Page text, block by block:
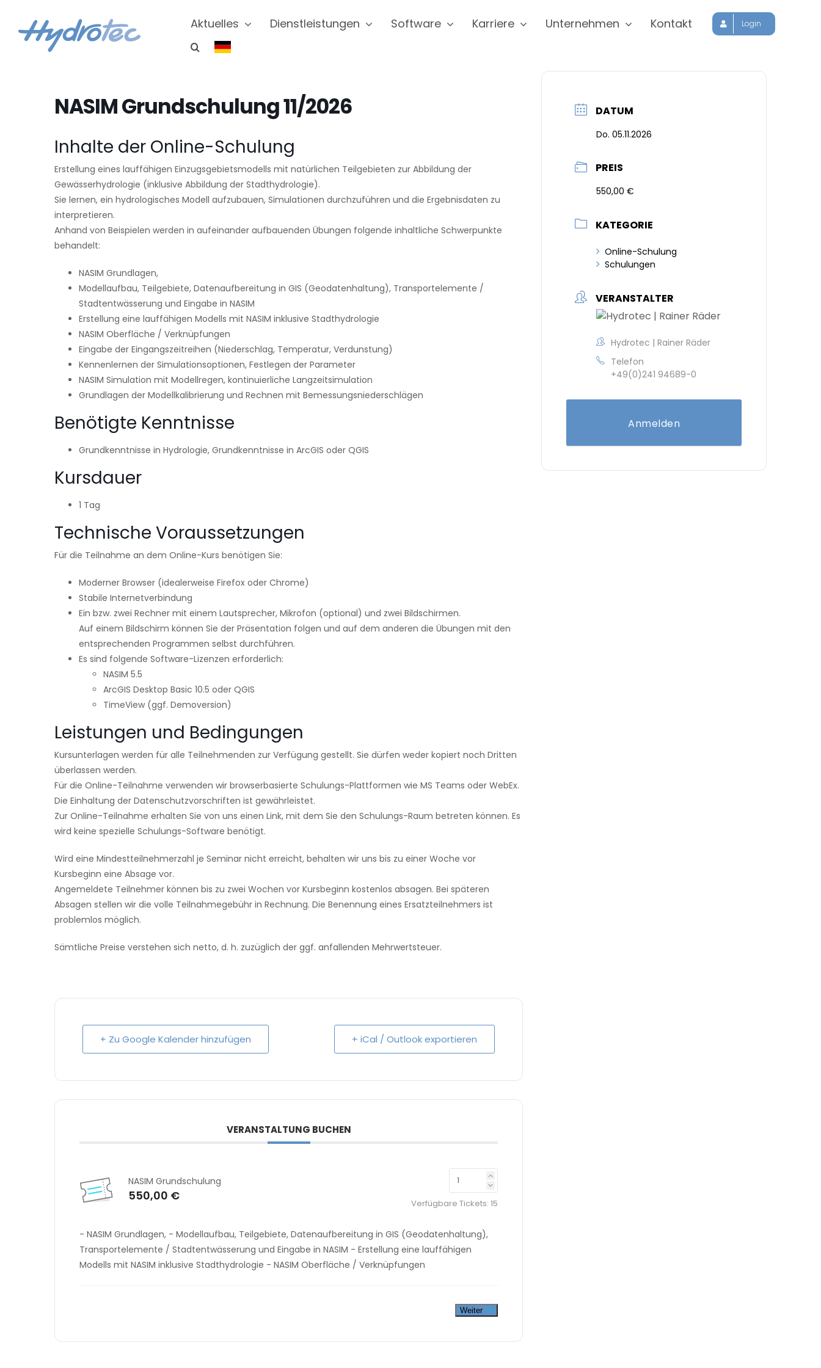
springen
Aktuelles Dienstleistungen Software Karriere Unternehmen Kontakt Login
NASIM Grundschulung 11/2026
Inhalte der Online-Schulung
Erstellung eines lauffähigen Einzugsgebietsmodells mit natürlichen Teilgebieten zur Abbildung der
Gewässerhydrologie (inklusive Abbildung der Stadthydrologie).
Sie lernen, ein hydrologisches Modell aufzubauen, Simulationen durchzuführen und die Ergebnisdaten zu
interpretieren.
Anhand von Beispielen werden in aufeinander aufbauenden Übungen folgende inhaltliche Schwerpunkte
behandelt:
NASIM Grundlagen,
Modellaufbau, Teilgebiete, Datenaufbereitung in GIS (Geodatenhaltung), Transportelemente /
Stadtentwässerung und Eingabe in NASIM
Erstellung eine lauffähigen Modells mit NASIM inklusive Stadthydrologie
NASIM Oberfläche / Verknüpfungen
Eingabe der Eingangszeitreihen (Niederschlag, Temperatur, Verdunstung)
Kennenlernen der Simulationsoptionen, Festlegen der Parameter
NASIM Simulation mit Modellregen, kontinuierliche Langzeitsimulation
Grundlagen der Modellkalibrierung und Rechnen mit Bemessungsniederschlägen
Benötigte Kenntnisse
Grundkenntnisse in Hydrologie, Grundkenntnisse in ArcGIS oder QGIS
Kursdauer
1 Tag
Technische Voraussetzungen
Für die Teilnahme an dem Online-Kurs benötigen Sie:
Moderner Browser (idealerweise Firefox oder Chrome)
Stabile Internetverbindung
Ein bzw. zwei Rechner mit einem Lautsprecher, Mikrofon (optional) und zwei Bildschirmen.
Auf einem Bildschirm können Sie der Präsentation folgen und auf dem anderen die Übungen mit den
entsprechenden Programmen selbst durchführen.
Es sind folgende Software-Lizenzen erforderlich:
NASIM 5.5
ArcGIS Desktop Basic 10.5 oder QGIS
TimeView (ggf. Demoversion)
Leistungen und Bedingungen
Kursunterlagen werden für alle Teilnehmenden zur Verfügung gestellt. Sie dürfen weder kopiert noch Dritten
überlassen werden.
Für die Online-Teilnahme verwenden wir browserbasierte Schulungs-Plattformen wie MS Teams oder WebEx.
Die Einhaltung der Datenschutzvorschriften ist gewährleistet.
Zur Online-Teilnahme erhalten Sie von uns einen Link, mit dem Sie den Schulungs-Raum betreten können. Es
wird keine spezielle Schulungs-Software benötigt.
Wird eine Mindestteilnehmerzahl je Seminar nicht erreicht, behalten wir uns bis zu einer Woche vor
Kursbeginn eine Absage vor.
Angemeldete Teilnehmer können bis zu zwei Wochen vor Kursbeginn kostenlos absagen. Bei späteren
Absagen stellen wir die volle Teilnahmegebühr in Rechnung. Die Benennung eines Ersatzteilnehmers ist
problemlos möglich.
Sämtliche Preise verstehen sich netto, d. h. zuzüglich der ggf. anfallenden Mehrwertsteuer.
+ Zu Google Kalender hinzufügen + iCal / Outlook exportieren
VERANSTALTUNG BUCHEN
NASIM Grundschulung
550,00 €
Verfügbare Tickets:15
- NASIM Grundlagen, - Modellaufbau, Teilgebiete, Datenaufbereitung in GIS (Geodatenhaltung),
Transportelemente / Stadtentwässerung und Eingabe in NASIM - Erstellung eine lauffähigen
Modells mit NASIM inklusive Stadthydrologie - NASIM Oberfläche / Verknüpfungen
Weiter
DATUM
Do. 05.11.2026
PREIS
550,00 €
KATEGORIE
Online-Schulung
Schulungen
VERANSTALTER
Hydrotec | Rainer Räder
Telefon
+49(0)241 94689-0
Anmelden